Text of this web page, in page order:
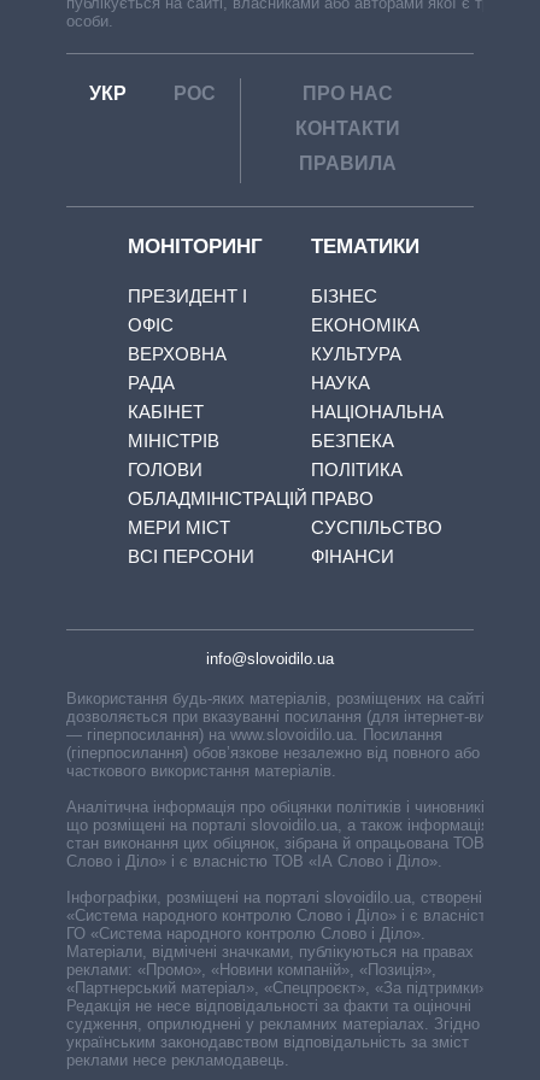
особи.
УКР РОС
ПРО НАС
КОНТАКТИ
ПРАВИЛА
МОНІТОРИНГ
ПРЕЗИДЕНТ І
ОФІС
ВЕРХОВНА
РАДА
КАБІНЕТ
МІНІСТРІВ
ГОЛОВИ
ОБЛАДМІНІСТРАЦІЙ
МЕРИ МІСТ
ВСІ ПЕРСОНИ
ТЕМАТИКИ
БІЗНЕС
ЕКОНОМІКА
КУЛЬТУРА
НАУКА
НАЦІОНАЛЬНА
БЕЗПЕКА
ПОЛІТИКА
ПРАВО
СУСПІЛЬСТВО
ФІНАНСИ
info@slovoidilo.ua
Використання будь-яких матеріалів, розміщених на сайті,
дозволяється при вказуванні посилання (для інтернет-видань
— гіперпосилання) на www.slovoidilo.ua. Посилання
(гіперпосилання) обов’язкове незалежно від повного або
часткового використання матеріалів.
Аналітична інформація про обіцянки політиків і чиновників,
що розміщені на порталі slovoidilo.ua, а також інформація про
стан виконання цих обіцянок, зібрана й опрацьована ТОВ «ІА
Слово і Діло» і є власністю ТОВ «ІА Слово і Діло».
Інфографіки, розміщені на порталі slovoidilo.ua, створені ГО
«Система народного контролю Слово і Діло» і є власністю
ГО «Система народного контролю Слово і Діло».
Матеріали, відмічені значками, публікуються на правах
реклами: «Промо», «Новини компаній», «Позиція»,
«Партнерський матеріал», «Спецпроєкт», «За підтримки».
Редакція не несе відповідальності за факти та оціночні
судження, оприлюднені у рекламних матеріалах. Згідно з
українським законодавством відповідальність за зміст
реклами несе рекламодавець.